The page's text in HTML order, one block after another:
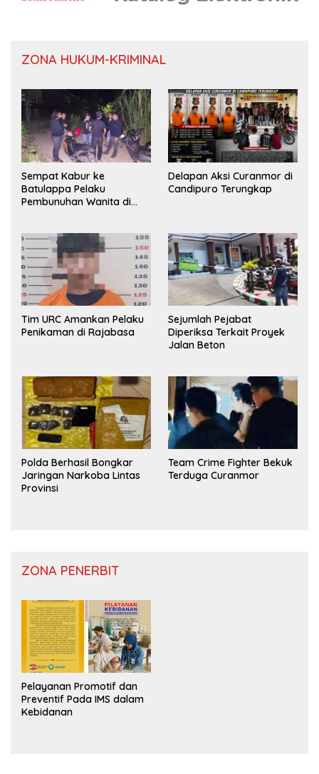
ZONA HUKUM-KRIMINAL
Sempat Kabur ke
Batulappa Pelaku
Pembunuhan Wanita di
Delapan Aksi Curanmor di
Candipuro Terungkap
Tim URC Amankan Pelaku
Penikaman di Rajabasa
Sejumlah Pejabat
Diperiksa Terkait Proyek
Jalan Beton
Polda Berhasil Bongkar
Jaringan Narkoba Lintas
Provinsi
Team Crime Fighter Bekuk
Terduga Curanmor
ZONA PENERBIT
Pelayanan Promotif dan
Preventif Pada IMS dalam
Kebidanan